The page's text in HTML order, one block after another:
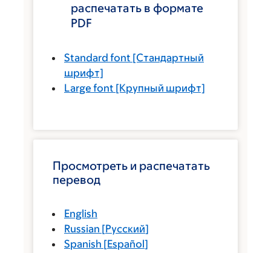
распечатать в формате
PDF
Standard font [Стандартный
шрифт]
Large font [Крупный шрифт]
Просмотреть и распечатать
перевод
English
Russian [Русский]
Spanish [Español]